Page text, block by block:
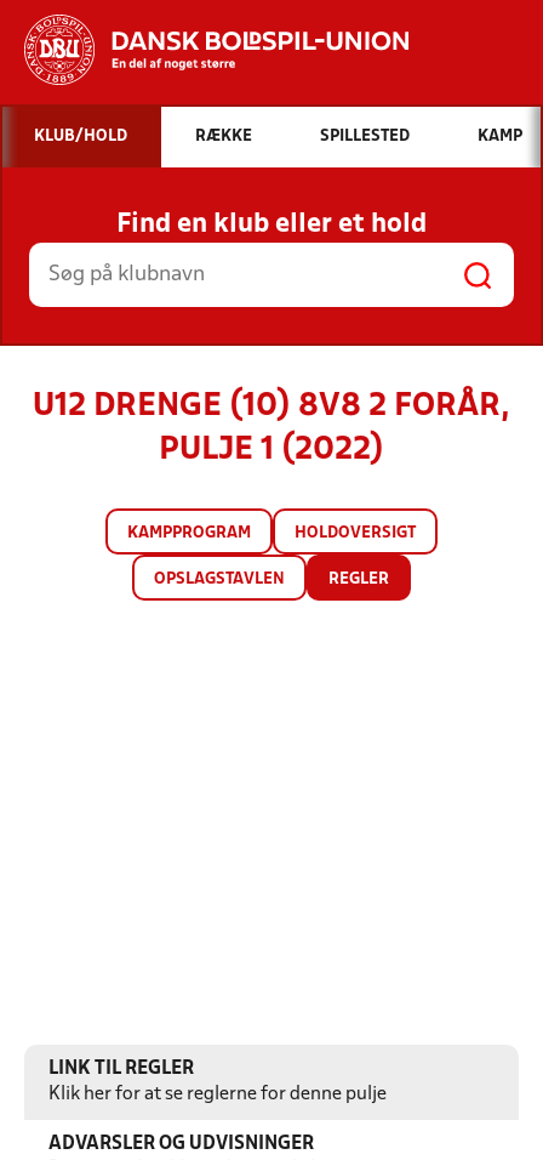
Hvad vil du søge efter?
INDHOLD OG NYHEDER
STILLINGER, RESULTATER, KLUBBER OG
HOLD
KLUB/HOLD RÆKKE SPILLESTED KAMP
Find en klub eller et hold
U12 DRENGE (10) 8V8 2 FORÅR,
PULJE 1 (2022)
KAMPPROGRAM HOLDOVERSIGT
OPSLAGSTAVLEN REGLER
LINK TIL REGLER
Klik her for at se reglerne for denne pulje
ADVARSLER OG UDVISNINGER